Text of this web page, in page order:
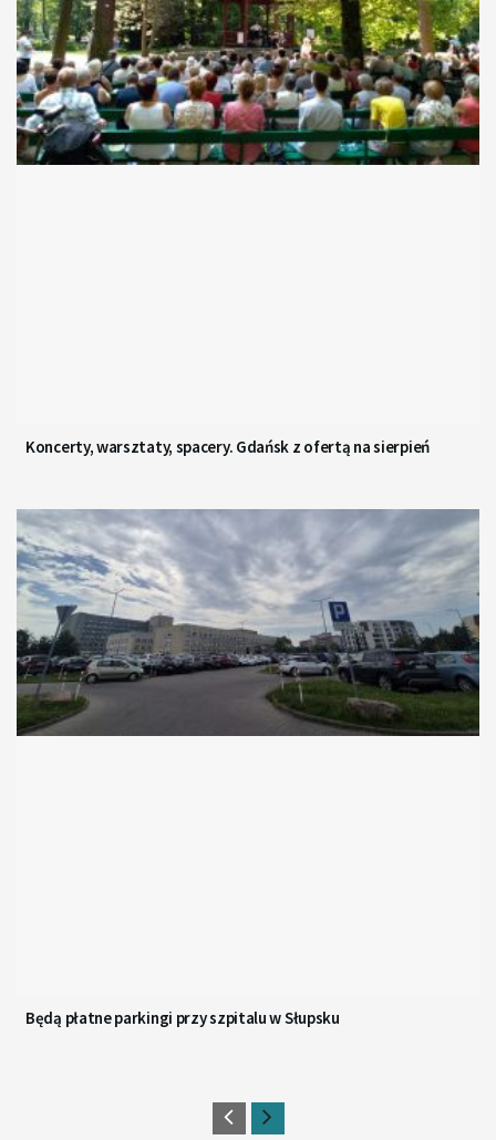
Koncerty, warsztaty, spacery. Gdańsk z ofertą na sierpień
Będą płatne parkingi przy szpitalu w Słupsku